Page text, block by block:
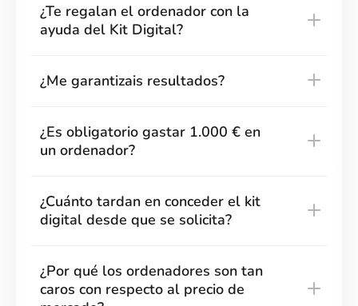
¿Te regalan el ordenador con la
ayuda del Kit Digital?
¿Me garantizais resultados?
¿Es obligatorio gastar 1.000 € en
un ordenador?
¿Cuánto tardan en conceder el kit
digital desde que se solicita?
¿Por qué los ordenadores son tan
caros con respecto al precio de